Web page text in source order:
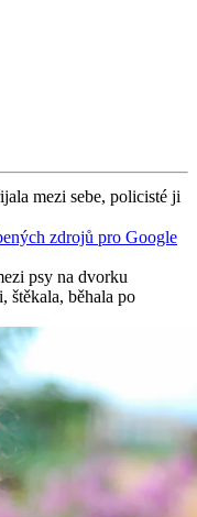
mezi sebe, policisté ji
zdrojů pro Google
psy na dvorku
štěkala, běhala po